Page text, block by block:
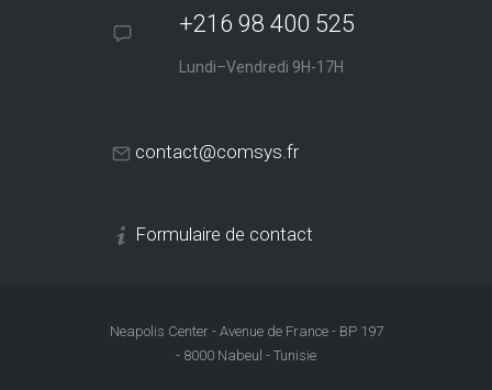
+216 98 400 525
Lundi–Vendredi 9H-17H
contact@comsys.fr
Formulaire de contact
Neapolis Center - Avenue de France - BP 197
- 8000 Nabeul - Tunisie